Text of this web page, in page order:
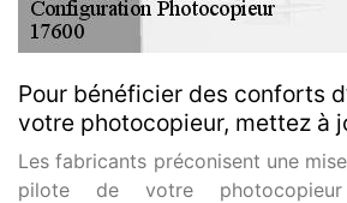
Pour bénéficier des conforts
votre photocopieur, mettez à
Les fabricants préconisent une
pilote de votre